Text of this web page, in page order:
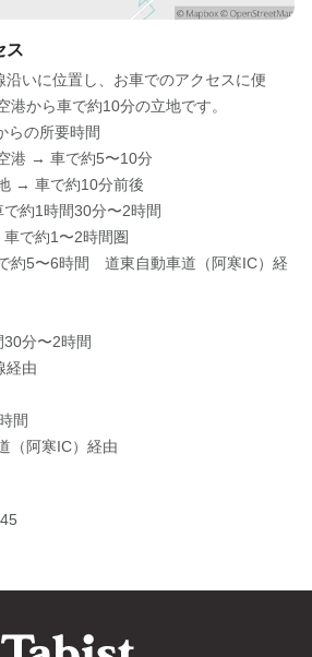
ス
沿いに位置し、お車でのアクセスに便
港から車で約10分の立地です。
らの所要時間
港 → 車で約5〜10分
→ 車で約10分前後
約1時間30分〜2時間
で約1〜2時間圏
約5〜6時間　道東自動車道（阿寒IC）経
分〜2時間
経由
間
（阿寒IC）経由